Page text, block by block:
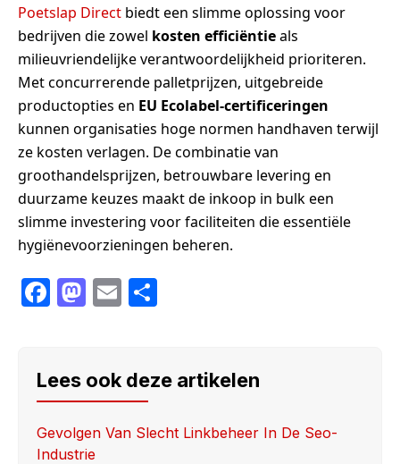
Poetslap Direct biedt een slimme oplossing voor
bedrijven die zowel kosten efficiëntieals
milieuvriendelijke verantwoordelijkheid prioriteren.
Met concurrerende palletprijzen, uitgebreide
productopties en EU Ecolabel-certificeringen
kunnen organisaties hoge normen handhaven terwijl
ze kosten verlagen. De combinatie van
groothandelsprijzen, betrouwbare levering en
duurzame keuzes maakt de inkoop in bulk een
slimme investering voor faciliteiten die essentiële
hygiënevoorzieningen beheren.
F
e
b
o
M
o
d
o
E
e
Lees ook deze artikelen
Gevolgen Van Slecht Linkbeheer In De Seo-
Industrie